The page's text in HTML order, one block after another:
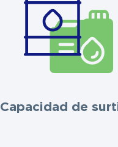
Capacidad de